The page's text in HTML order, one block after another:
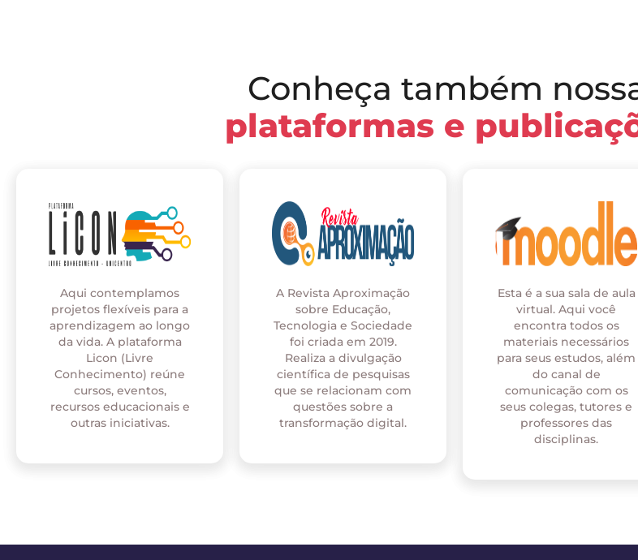
Conheça também
plataformas e
Aqui contemplamos
projetos flexíveis para a
aprendizagem ao longo
da vida. A plataforma
Licon (Livre
Conhecimento) reúne
cursos, eventos,
recursos educacionais e
outras iniciativas.
A Revista Aproximação
sobre Educação,
Tecnologia e Sociedade
foi criada em 2019.
Realiza a divulgação
científica de pesquisas
que se relacionam com
questões sobre a
transformação digital.
Esta é a sua sala de aula
virtual. Aqui você
encontra todos os
materiais necessários
para seus estudos, além
do canal de
comunicação com os
seus colegas, tutores e
professores das
disciplinas.